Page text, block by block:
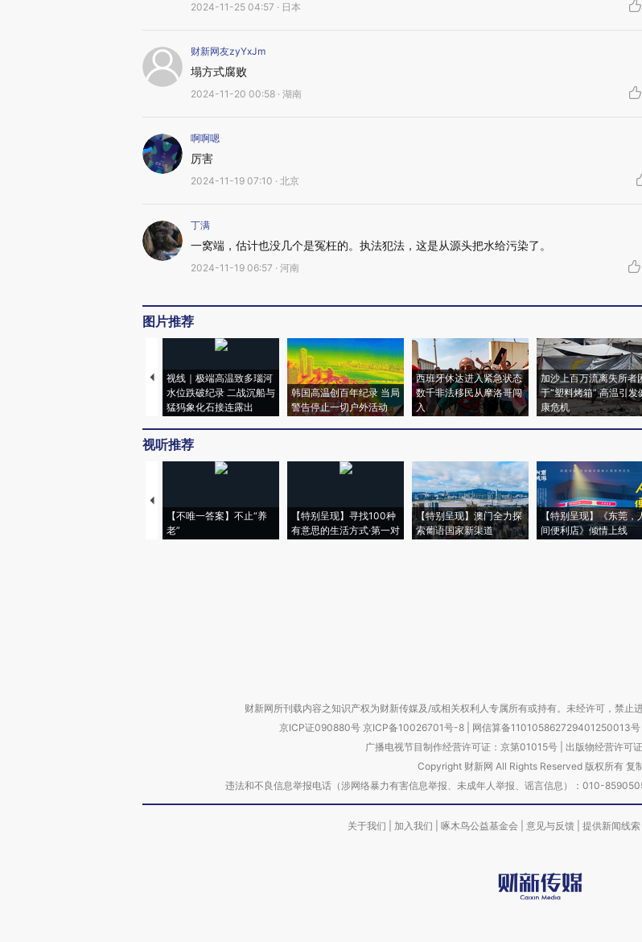
2024-11-25 04:57 · 日本
财新网友zyYxJm
塌方式腐败
2024-11-20 00:58 · 湖南
啊啊嗯
厉害
2024-11-19 07:10 · 北京
丁满
一窝端，估计也没几个是冤枉的。执法犯法，这是从源头把水给污染了。
2024-11-19 06:57 · 河南
图片推荐
视线｜极端高温致多瑙河
水位跌破纪录 二战沉船与
猛犸象化石接连露出
韩国高温创百年纪录 当局
警告停止一切户外活动
西班牙休达进入紧急状态
数千非法移民从摩洛哥闯
入
加沙上百万流离失所者
于“塑料烤箱” 高温引发
康危机
视听推荐
【不唯一答案】不止“养
老”
【特别呈现】寻找100种
有意思的生活方式·第一对
【特别呈现】澳门全力探
索葡语国家新渠道
【特别呈现】《东莞，
间便利店》倾情上线
财新网所刊载内容之知识产权为财新传媒及/或相关权利人专属所有或持有。未经许可，禁止
京ICP证090880号 京ICP备10026701号-8 网信算备110105862729401250013号
广播电视节目制作经营许可证：京第01015号| 出版物经营许可
Copyright 财新网 All Rights Reserved 版权所有 复
违法和不良信息举报电话（涉网络暴力有害信息举报、未成年人举报、谣言信息）：010-
关于我们 加入我们 啄木鸟公益基金会 意见与反馈 提供新闻线索